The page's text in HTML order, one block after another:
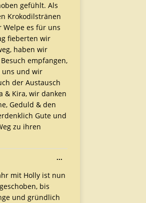
gefühlt. Als
Krokodilstränen
Welpe es für uns
fieberten wir
haben wir
empfangen,
uns und wir
der Austausch
& Kira, wir danken
Geduld & den
Gute und
zu ihren
mit Holly ist nun
bis
und gründlich
...